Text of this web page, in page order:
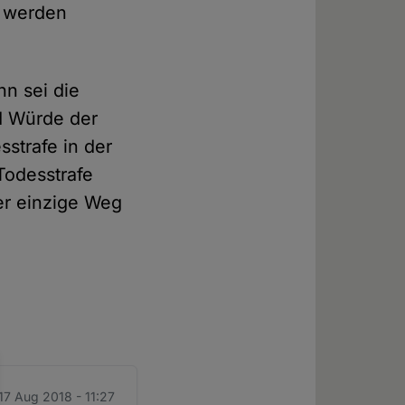
sei die
Würde der
in der
einzige Weg
17 Aug 2018 - 11:27